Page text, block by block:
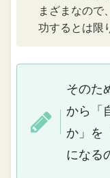
まざまなので
功するとは限
そのた
から「
か」を
になる